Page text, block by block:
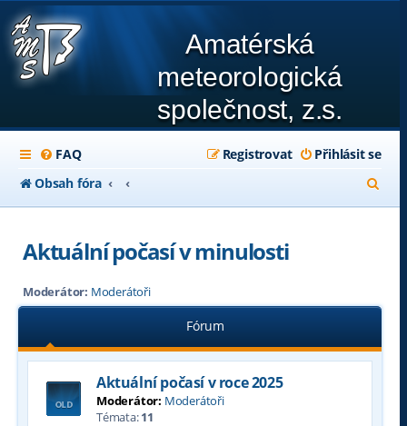
Amatérská
meteorologická
společnost, z.s.
FAQ Přihlásit se
Registrovat
Obsah fóra
l
Aktuální počasí v minulosti
Moderátor: Moderátoři
Fórum
Aktuální počasí v roce 2025
Moderátor: Moderátoři
Témata:11